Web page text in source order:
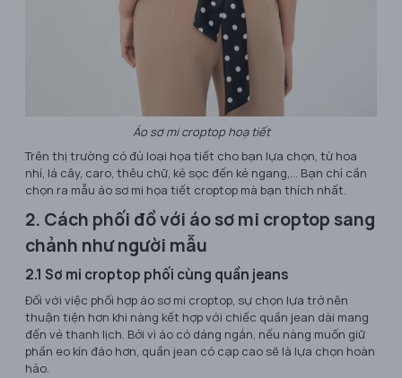
Áo sơ mi croptop hoạ tiết
Trên thị trường có đủ loại họa tiết cho bạn lựa chọn, từ hoa
nhí, lá cây, caro, thêu chữ, kẻ sọc đến kẻ ngang,... Bạn chỉ cần
chọn ra mẫu áo sơ mi họa tiết croptop mà bạn thích nhất.
2. Cách phối đồ với áo sơ mi croptop sang
chảnh như người mẫu
2.1 Sơ mi croptop phối cùng quần jeans
Đối với việc phối hợp áo sơ mi croptop, sự chọn lựa trở nên
thuận tiện hơn khi nàng kết hợp với chiếc quần jean dài mang
đến vẻ thanh lịch. Bởi vì áo có dáng ngắn, nếu nàng muốn giữ
phần eo kín đáo hơn, quần jean có cạp cao sẽ là lựa chọn hoàn
hảo.